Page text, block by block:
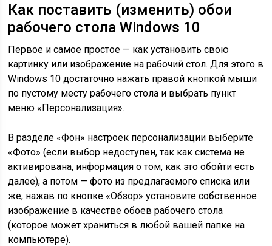
Как поставить (изменить) обои
рабочего стола Windows 10
Первое и самое простое — как установить свою
картинку или изображение на рабочий стол. Для этого в
Windows 10 достаточно нажать правой кнопкой мыши
по пустому месту рабочего стола и выбрать пункт
меню «Персонализация».
В разделе «Фон» настроек персонализации выберите
«Фото» (если выбор недоступен, так как система не
активирована, информация о том, как это обойти есть
далее), а потом — фото из предлагаемого списка или
же, нажав по кнопке «Обзор» установите собственное
изображение в качестве обоев рабочего стола
(которое может храниться в любой вашей папке на
компьютере).